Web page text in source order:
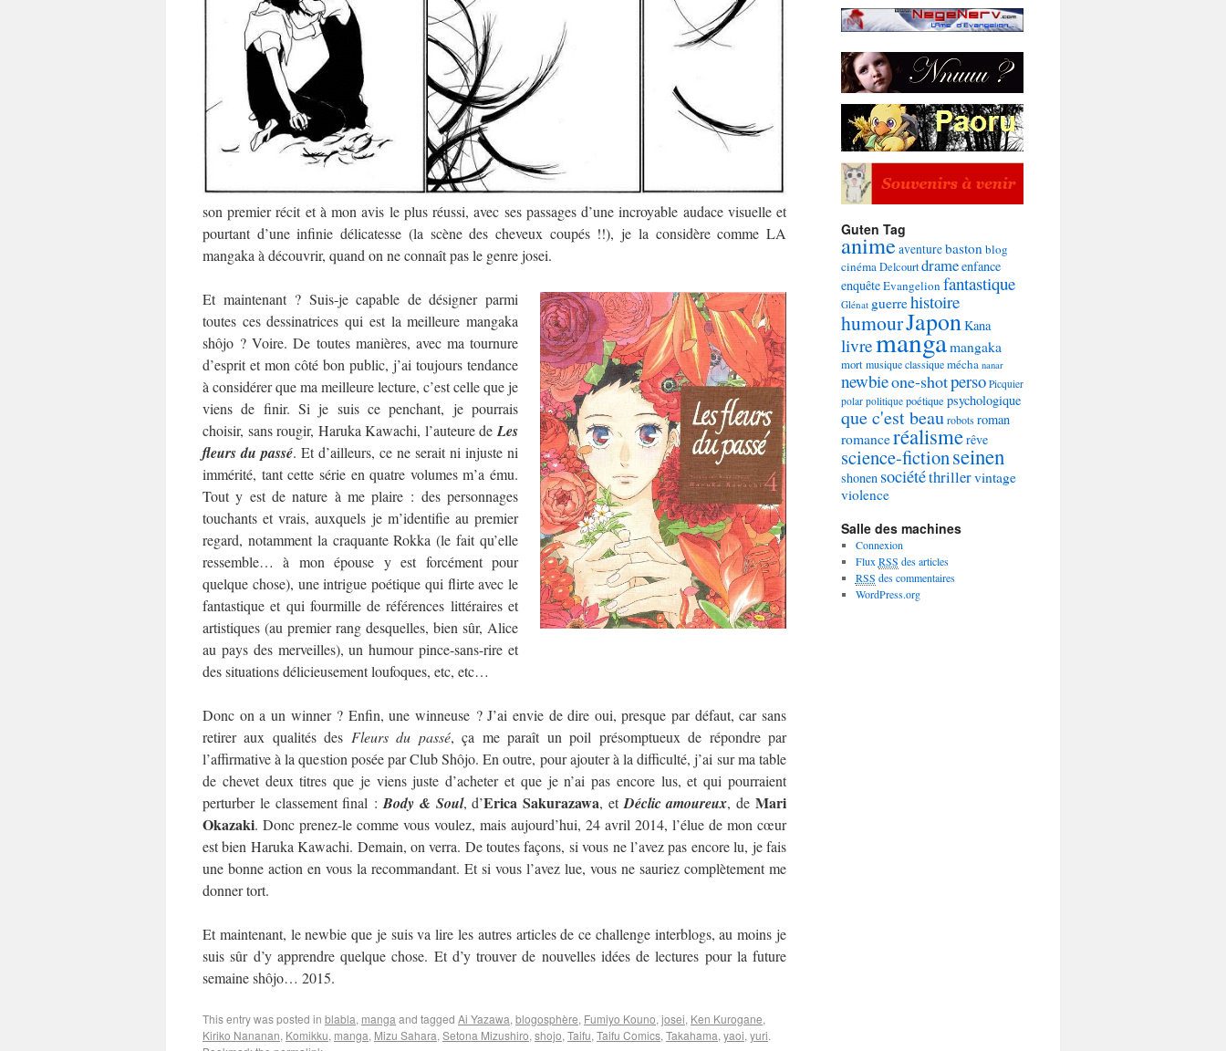
son premier récit et à mon avis le plus réussi, avec ses passages d’une incroyable audace visuelle et
pourtant d’une infinie délicatesse (la scène des cheveux coupés !!), je la considère comme LA
mangaka à découvrir, quand on ne connaît pas le genre josei.
Et maintenant ? Suis-je capable de désigner parmi
toutes ces dessinatrices qui est la meilleure mangaka
shôjo ? Voire. De toutes manières, avec ma tournure
d’esprit et mon côté bon public, j’ai toujours tendance
à considérer que ma meilleure lecture, c’est celle que je
viens de finir. Si je suis ce penchant, je pourrais
choisir, sans rougir, Haruka Kawachi, l’auteure deLes
fleurs du passé. Et d’ailleurs, ce ne serait ni injuste ni
immérité, tant cette série en quatre volumes m’a ému.
Tout y est de nature à me plaire : des personnages
touchants et vrais, auxquels je m’identifie au premier
regard, notamment la craquante Rokka (le fait qu’elle
ressemble… à mon épouse y est forcément pour
quelque chose), une intrigue poétique qui flirte avec le
fantastique et qui fourmille de références littéraires et
artistiques (au premier rang desquelles, bien sûr, Alice
au pays des merveilles), un humour pince-sans-rire et
des situations délicieusement loufoques, etc, etc…
Donc on a un winner ? Enfin, une winneuse ? J’ai envie de dire oui, presque par défaut, car sans
retirer aux qualités des Fleurs du passé, ça me paraît un poil présomptueux de répondre par
l’affirmative à la question posée par Club Shôjo. En outre, pour ajouter à la difficulté, j’ai sur ma table
de chevet deux titres que je viens juste d’acheter et que je n’ai pas encore lus, et qui pourraient
perturber le classement final :Body & Soul, d’Erica Sakurazawa, etDéclic amoureux, deMari
Okazaki. Donc prenez-le comme vous voulez, mais aujourd’hui, 24 avril 2014, l’élue de mon cœur
est bien Haruka Kawachi. Demain, on verra. De toutes façons, si vous ne l’avez pas encore lu, je fais
une bonne action en vous la recommandant. Et si vous l’avez lue, vous ne sauriez complètement me
donner tort.
Et maintenant, le newbie que je suis va lire les autres articles de ce challenge interblogs, au moins je
suis sûr d’y apprendre quelque chose. Et d’y trouver de nouvelles idées de lectures pour la future
semaine shôjo… 2015.
This entry was posted in blabla, manga and tagged Ai Yazawa, blogosphère, Fumiyo Kouno, josei, Ken Kurogane,
Kiriko Nananan, Komikku, manga, Mizu Sahara, Setona Mizushiro, shojo, Taifu, Taifu Comics, Takahama, yaoi, yuri.
Guten Tag
animeaventurebaston blog
cinémaDelcourtdrameenfance
enquêteEvangelion fantastique
Glénat guerrehistoire
humourJapon Kana
livremangamangaka
mortmusique classiquemécha nanar
newbieone-shotperso Picquier
polar politique poétique psychologique
que c'est beaurobotsroman
romanceréalismerêve
science-fictionseinen
shonen sociététhrillervintage
violence
Salle des machines
Connexion
Flux RSS des articles
RSS des commentaires
WordPress.org